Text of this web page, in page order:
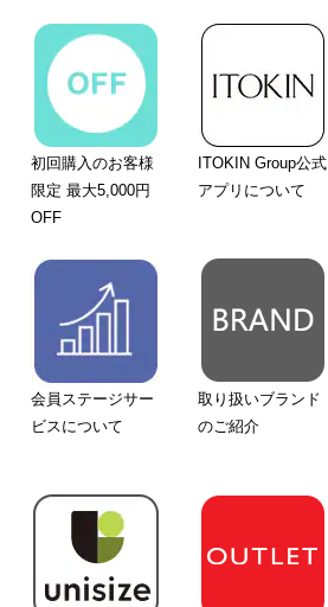
初回購入のお客様
限定 最大5,000円
OFF
ITOKIN Group公式
アプリについて
会員ステージサー
ビスについて
取り扱いブランド
のご紹介